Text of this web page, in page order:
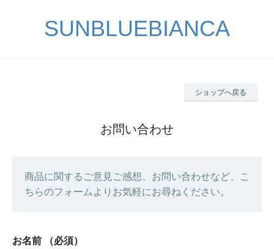
SUNBLUEBIANCA
ショップへ戻る
お問い合わせ
商品に関するご意見ご感想、お問い合わせなど、こ
ちらのフォームよりお気軽にお尋ねください。
お名前 （必須）